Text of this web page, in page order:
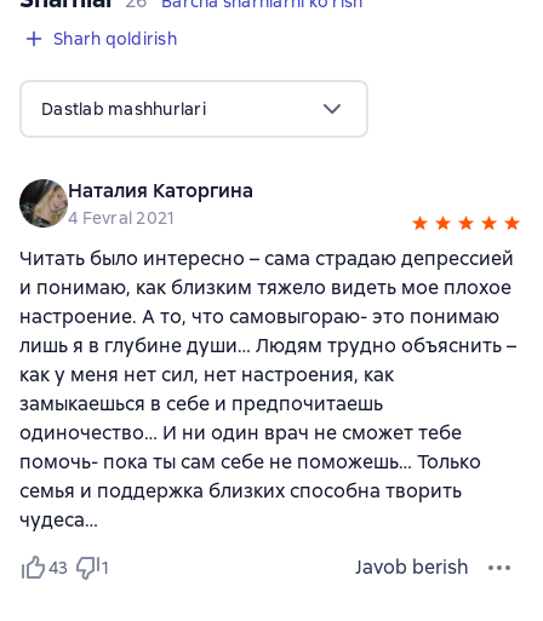
Sharh qoldirish
Dastlab mashhurlari
Наталия Каторгина
4 Fevral 2021
Читать было интересно – сама страдаю депрессией
и понимаю, как близким тяжело видеть мое плохое
настроение. А то, что самовыгораю- это понимаю
лишь я в глубине души… Людям трудно объяснить –
как у меня нет сил, нет настроения, как
замыкаешься в себе и предпочитаешь
одиночество… И ни один врач не сможет тебе
помочь- пока ты сам себе не поможешь… Только
семья и поддержка близких способна творить
чудеса…
43 1 Javob berish